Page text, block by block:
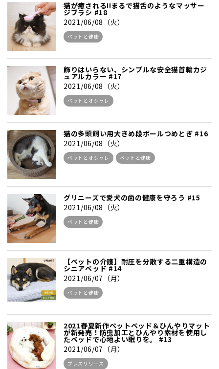
猫が癒される!!まるで猫舌のようなマッサー
ジブラシ #18
2021/06/08（火）
ペットと健康
飾りはいらない、シンプルな安全猫首輪カジ
ュアルカラー #17
2021/06/08（火）
ペットとオシャレ
猫の多頭飼い用大きめ段ボールつめとぎ #16
2021/06/08（火）
ペットとオシャレ ペットと健康
グリニーズで愛犬の歯の健康を守ろう #15
2021/06/08（火）
ペットと健康
【ペットの介護】耐圧を分散する二重構造の
シニアベッド #14
2021/06/07（月）
ペットと健康
2021春夏新作ペットベッド＆ひんやりマット
が新発売！防虫加工とひんやり素材を使用し
たベッドで心地よい眠りを。 #13
2021/06/07（月）
プレスリリース